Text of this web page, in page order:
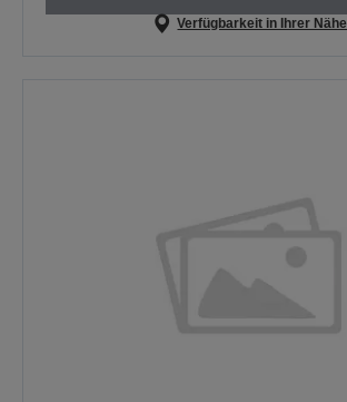
Verfügbarkeit in Ihrer Nähe